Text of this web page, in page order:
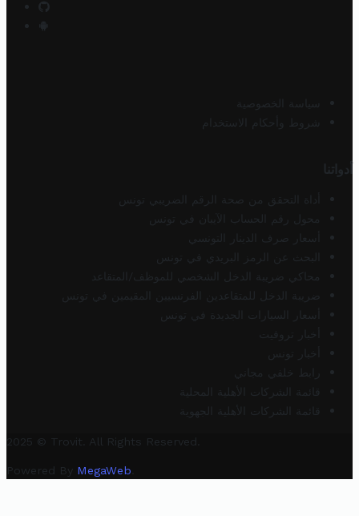
سياسة الخصوصية
شروط وأحكام الاستخدام
أدواتنا
أداة التحقق من صحة الرقم الضريبي تونس
محول رقم الحساب الآيبان في تونس
أسعار صرف الدينار التونسي
البحث عن الرمز البريدي في تونس
محاكي ضريبة الدخل الشخصي للموظف/المتقاعد
ضريبة الدخل للمتقاعدين الفرنسيين المقيمين في تونس
أسعار السيارات الجديدة في تونس
أخبار تروفيت
أخبار تونس
رابط خلفي مجاني
قائمة الشركات الأهلية المحلية
قائمة الشركات الأهلية الجهوية
2025 © Trovit. All Rights Reserved.
Powered By MegaWeb